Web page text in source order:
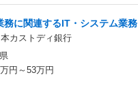
務に関連するIT・システム業務
カストディ銀行
円～53万円